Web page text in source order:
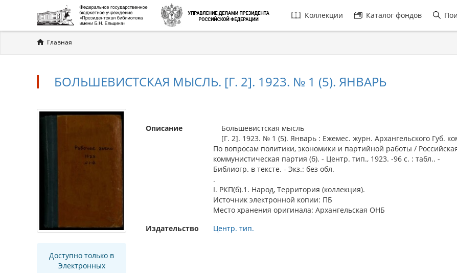
Главная
навигация
Коллекции Каталог фондов
Вы
здесь
Главная
БОЛЬШЕВИСТСКАЯ МЫСЛЬ. [Г. 2]. 1923. № 1 (5). ЯНВАРЬ
Доступно только в
Электронных
Описание
Большевистская мысль
[Г. 2]. 1923. № 1 (5). Январь : Ежемес. журн. Архангельского Губ.
По вопросам политики, экономики и партийной работы /
коммунистическая партия (б). - Центр. тип., 1923. -96 с. : табл.. -
Библиогр. в тексте. - Экз.: без обл.
.
I. РКП(б).1. Народ, Территория (коллекция).
Источник электронной копии: ПБ
Место хранения оригинала: Архангельская ОНБ
Издательство
Центр. тип.